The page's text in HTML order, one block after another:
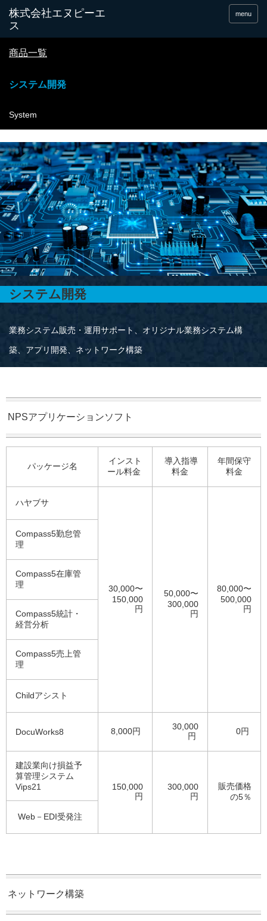
menu
商品一覧
システム開発
System
システム開発
業務システム販売・運用サポート、オリジナル業務システム構
築、アプリ開発、ネットワーク構築
NPSアプリケーションソフト
パッケージ名
インスト
ール料金
導入指導
料金
年間保守
料金
ハヤブサ
30,000〜
150,000
円
50,000〜
300,000
円
80,000〜
500,000
円
Compass5勤怠管
理
Compass5在庫管
理
Compass5統計・
経営分析
Compass5売上管
理
Childアシスト
DocuWorks8 8,000円
30,000
円
0円
建設業向け損益予
算管理システム
Vips21
150,000
円
300,000
円
販売価格
の5％
Web－EDI受発注
ネットワーク構築